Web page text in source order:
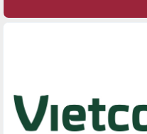
Đảm bảo cuộc bầu cử đại biểu Quốc
hội và đại biểu HĐND các cấp diễn ra
an toàn, hiệu quả, đúng quy định